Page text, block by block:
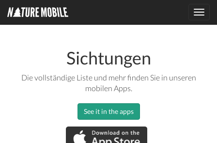
Sichtungen
Die vollständige Liste und mehr finden Sie in unseren
mobilen Apps.
See it in the apps